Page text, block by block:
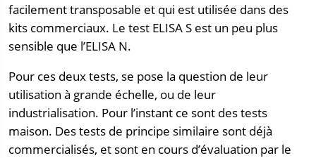
facilement transposable et qui est utilisée dans des
kits commerciaux. Le test ELISA S est un peu plus
sensible que l’ELISA N.
Pour ces deux tests, se pose la question de leur
utilisation à grande échelle, ou de leur
industrialisation. Pour l’instant ce sont des tests
maison. Des tests de principe similaire sont déjà
commercialisés, et sont en cours d’évaluation par le